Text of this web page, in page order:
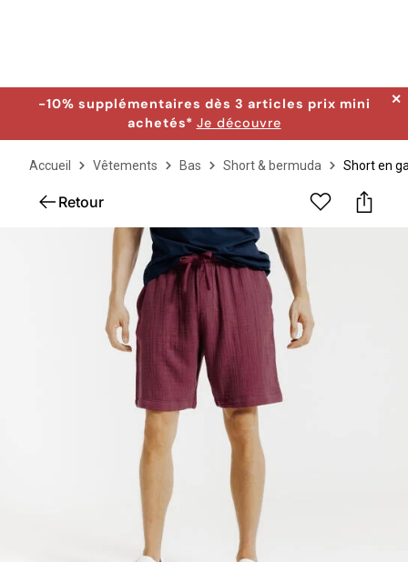
-10% supplémentaires dès 3 articles prix mini
achetés* Je découvre
✕
Accueil Vêtements Bas Short & bermuda Short en
Retour